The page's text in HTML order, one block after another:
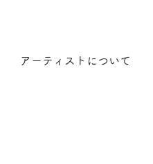
アーティストについて